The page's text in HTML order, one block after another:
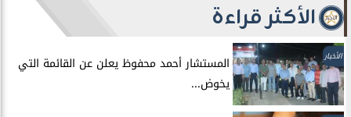
الأكثر قراءة
الأخبار
المستشار أحمد محفوظ يعلن عن القائمة التي
يخوض...